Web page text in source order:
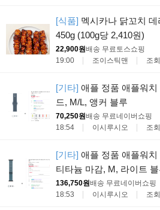
[식품] 멕시카나 닭꼬치
450g (100g당 2,410원)
22,900원배송 무료토스쇼핑
19:00
조이스틱맨 조
[기타] 애플 정품 애플워
드, M/L, 앵커 블루
70,250원배송 무료네이버쇼핑
18:54
이시루시오 조
[기타] 애플 정품 애플워
티타늄 마감, M, 라이트 블
136,750원배송 무료네이버쇼핑
18:53
이시루시오 조